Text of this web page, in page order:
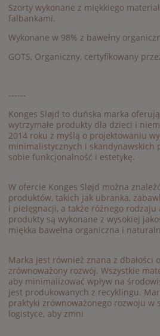
Szorty wykonane z miękkiego
falbankami.
Wykonane w 98% z bawełny
GOTS, Organiczny, certyfikowany
------
Konges Sløjd to duńska marka
wytrzymałe produkty dla dzieci i
2014 roku z myślą o projektowaniu
minimalistycznych i skandynawskich
sobie funkcjonalność i estetykę.
W ofercie Konges Sløjd można
produktów, takich jak ubranka,
i pielęgnacji, a także różnego rodzaju
produkty są wykonane z wysokiej
miękka bawełna organiczna i
Marka jest również znana z dbałości
zrównoważony rozwój. Wszystkie
aby minimalizować wpływ na
jest produkowanych z recyklingu.
praktyki zrównoważonego rozwoju w
logistyce, aby zmni